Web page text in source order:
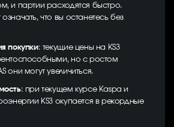
и партии расходятся быстро.
что вы останетесь без
покупки: текущие цены на KS3
но с ростом
они могут увеличиться.
: при текущем курсе Kaspa и
KS3 окупается в рекордные